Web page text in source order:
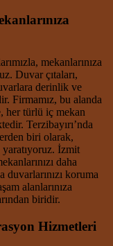
mekanlarınıza
Duvar çıtaları,
derinlik ve
Firmamız, bu alanda
her türlü iç mekan
Terzibayırı’nda
biri olarak,
İzmit
daha
duvarlarınızı koruma
alanlarınıza
biridir.
Hizmetleri